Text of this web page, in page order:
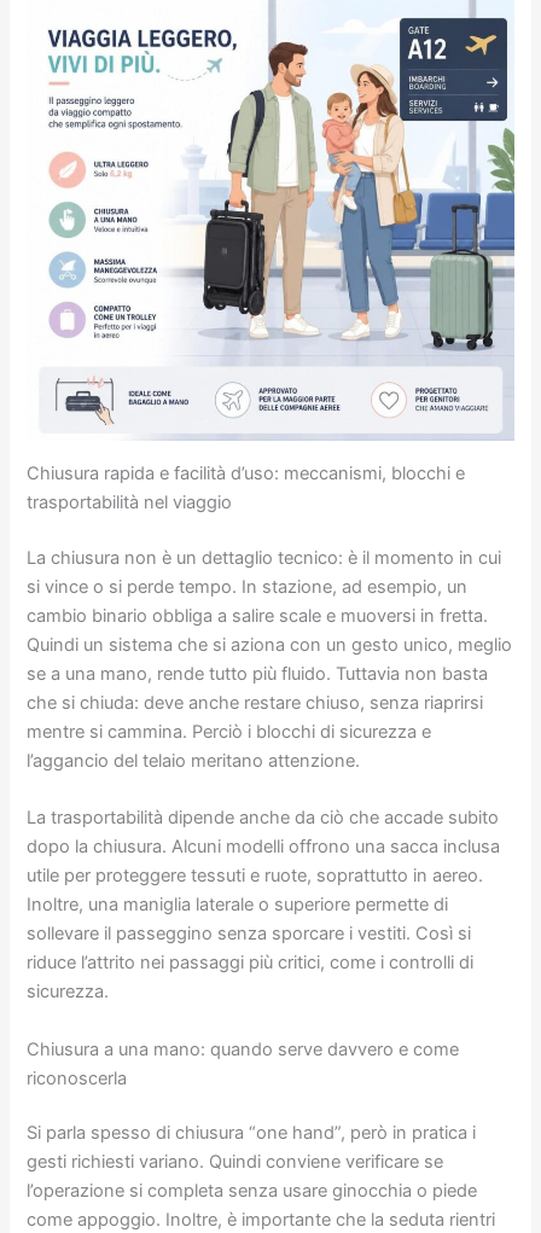
Chiusura rapida e facilità d’uso: meccanismi, blocchi e
trasportabilità nel viaggio
La chiusura non è un dettaglio tecnico: è il momento in cui
si vince o si perde tempo. In stazione, ad esempio, un
cambio binario obbliga a salire scale e muoversi in fretta.
Quindi un sistema che si aziona con un gesto unico, meglio
se a una mano, rende tutto più fluido. Tuttavia non basta
che si chiuda: deve anche restare chiuso, senza riaprirsi
mentre si cammina. Perciò i blocchi di sicurezza e
l’aggancio del telaio meritano attenzione.
La trasportabilità dipende anche da ciò che accade subito
dopo la chiusura. Alcuni modelli offrono una sacca inclusa
utile per proteggere tessuti e ruote, soprattutto in aereo.
Inoltre, una maniglia laterale o superiore permette di
sollevare il passeggino senza sporcare i vestiti. Così si
riduce l’attrito nei passaggi più critici, come i controlli di
sicurezza.
Chiusura a una mano: quando serve davvero e come
riconoscerla
Si parla spesso di chiusura “one hand”, però in pratica i
gesti richiesti variano. Quindi conviene verificare se
l’operazione si completa senza usare ginocchia o piede
come appoggio. Inoltre, è importante che la seduta rientri